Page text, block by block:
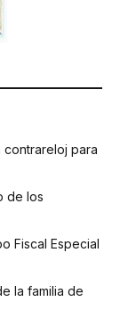
contrareloj para
de los
Fiscal Especial
la familia de